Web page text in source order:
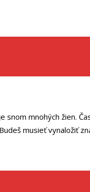
snom mnohých žien.
musieť vynaložiť